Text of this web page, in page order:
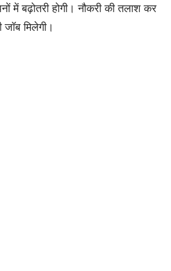
में बढ़ोतरी होगी। नौकरी की तलाश कर
मिलेगी।